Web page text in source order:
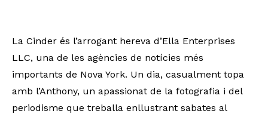
La Cinder és l’arrogant hereva d’Ella Enterprises
LLC, una de les agències de notícies més
importants de Nova York. Un dia, casualment topa
amb l’Anthony, un apassionat de la fotografia i del
periodisme que treballa enllustrant sabates al